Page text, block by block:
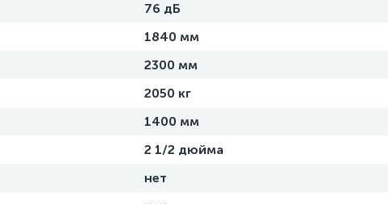
76 дБ
1840 мм
2300 мм
2050 кг
1400 мм
2 1/2 дюйма
нет